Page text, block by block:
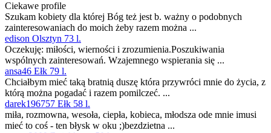
Ciekawe profile
Szukam kobiety dla której Bóg też jest b. ważny o podobnych
zainteresowaniach do moich żeby razem można ...
edison Olsztyn 73 l.
Oczekuję: miłości, wierności i zrozumienia.Poszukiwania
wspólnych zainteresowań. Wzajemnego wspierania się ...
ansa46 Ełk 79 l.
Chciałbym mieć taką bratnią duszę która przywróci mnie do życia, z
którą można pogadać i razem pomilczeć. ...
darek196757 Ełk 58 l.
miła, rozmowna, wesoła, ciepła, kobieca, młodsza ode mnie imusi
mieć to coś - ten błysk w oku ;)bezdzietna ...